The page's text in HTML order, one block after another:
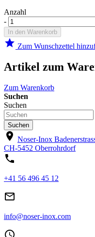
Anzahl
-
In den Warenkorb
star Zum Wunschzettel
Artikel zum
Zum Warenkorb
Suchen
Suchen
Suchen
location_on Noser-Inox
CH-5452 Oberrohrdorf
phone
+41 56 496 45 12
mail_outline
info@noser-inox.com
access_time